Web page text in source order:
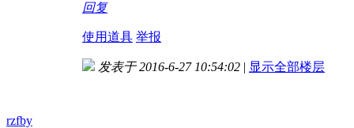
回复
使用道具 举报
rzfby
发表于 2016-6-27 10:54:02 | 显示全部楼层